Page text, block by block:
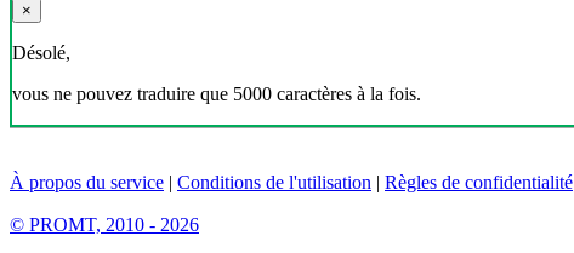
×
Désolé,
vous ne pouvez traduire que 5000 caractères à la fois.
À propos du service | Conditions de l'utilisation | Règles de confidentialité
© PROMT, 2010 - 2026